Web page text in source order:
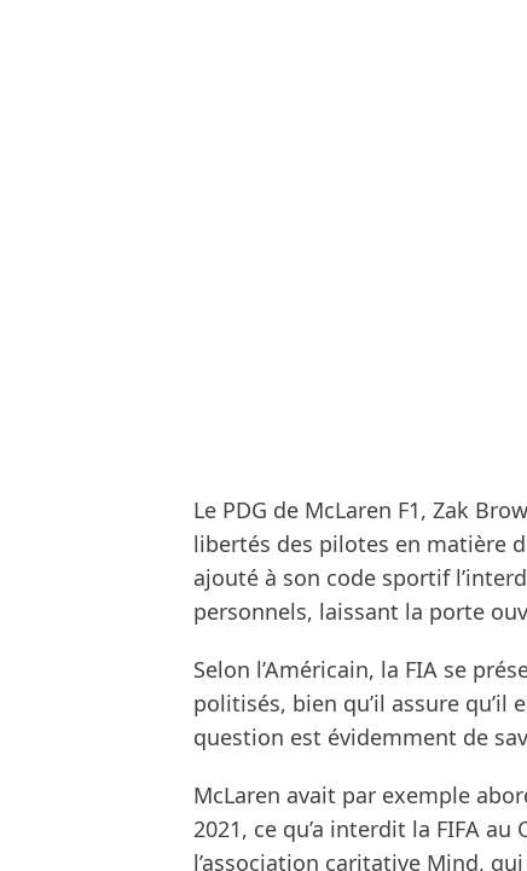
Le PDG de McLaren F1, Zak
libertés des pilotes en matière
ajouté à son code sportif
personnels, laissant la porte
Selon l’Américain, la FIA se
politisés, bien qu’il assure qu’il
question est évidemment de
McLaren avait par exemple
2021, ce qu’a interdit la FIFA
l’association caritative Mind,